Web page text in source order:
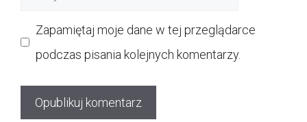
Zapamiętaj moje dane w tej przeglądarce
podczas pisania kolejnych komentarzy.